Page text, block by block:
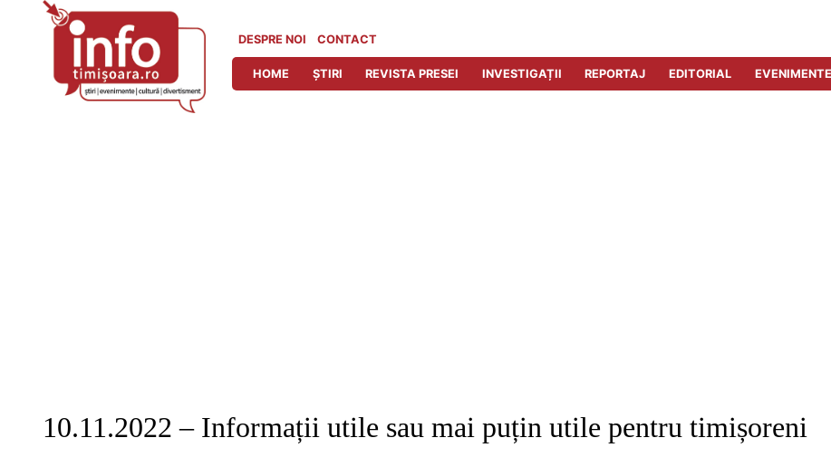
DESPRE NOI CONTACT
HOME ȘTIRI REVISTA PRESEI INVESTIGAȚII REPORTAJ EDITORIAL EVENIMENTE
10.11.2022 – Informații utile sau mai puțin utile pentru timișoreni